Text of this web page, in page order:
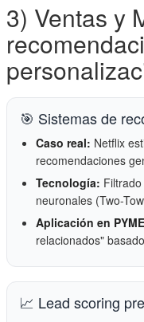
3) Ventas y
🎯 Sistemas de
Caso real: Netflix
recomendaciones
Tecnología:
neuronales (Two-
Aplicación en
relacionados"
📈 Lead scoring